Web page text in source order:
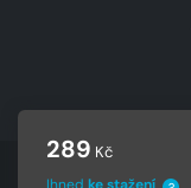
289 Kč
© 2026 Copyright